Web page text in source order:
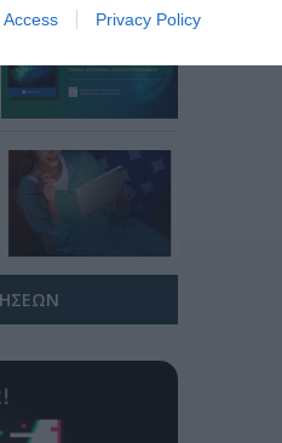
Access Privacy Policy